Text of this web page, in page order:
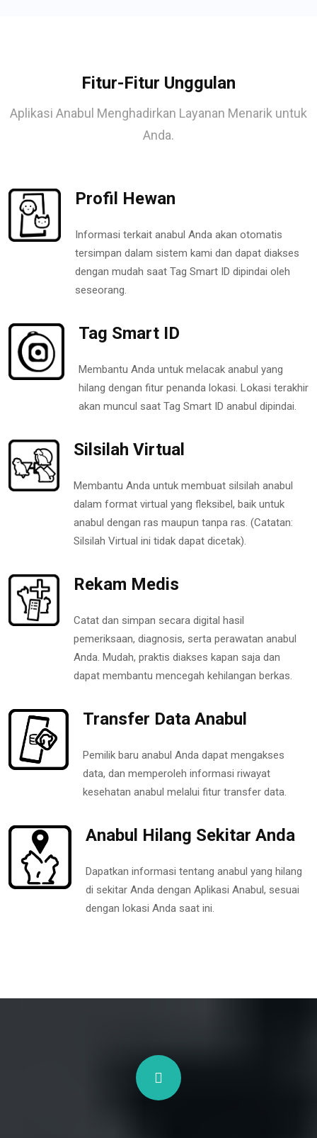
Fitur-Fitur Unggulan
Aplikasi Anabul Menghadirkan Layanan Menarik untuk
Anda.
Profil Hewan
Informasi terkait anabul Anda akan otomatis
tersimpan dalam sistem kami dan dapat diakses
dengan mudah saat Tag Smart ID dipindai oleh
seseorang.
Tag Smart ID
Membantu Anda untuk melacak anabul yang
hilang dengan fitur penanda lokasi. Lokasi terakhir
akan muncul saat Tag Smart ID anabul dipindai.
Silsilah Virtual
Membantu Anda untuk membuat silsilah anabul
dalam format virtual yang fleksibel, baik untuk
anabul dengan ras maupun tanpa ras. (Catatan:
Silsilah Virtual ini tidak dapat dicetak).
Rekam Medis
Catat dan simpan secara digital hasil
pemeriksaan, diagnosis, serta perawatan anabul
Anda. Mudah, praktis diakses kapan saja dan
dapat membantu mencegah kehilangan berkas.
Transfer Data Anabul
Pemilik baru anabul Anda dapat mengakses
data, dan memperoleh informasi riwayat
kesehatan anabul melalui fitur transfer data.
Anabul Hilang Sekitar Anda
Dapatkan informasi tentang anabul yang hilang
di sekitar Anda dengan Aplikasi Anabul, sesuai
dengan lokasi Anda saat ini.